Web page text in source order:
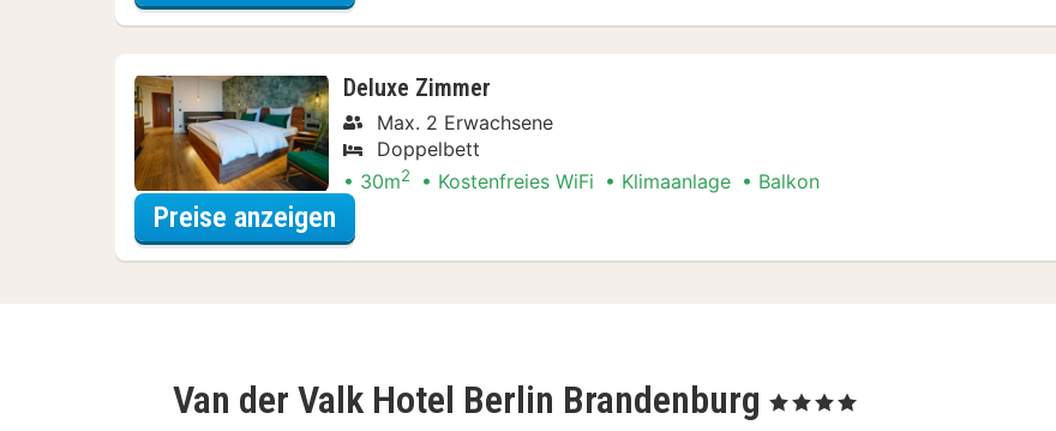
Deluxe Zimmer
Max. 2 Erwachsene
Doppelbett
30m2 Kostenfreies WiFi Klimaanlage Balkon
Preise anzeigen
Van der Valk Hotel Berlin Brandenburg , 4 Sterne